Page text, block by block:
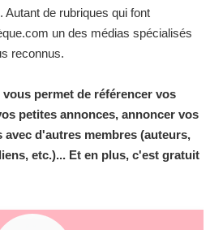
de rubriques qui font
un des médias spécialisés
reconnus.
vous permet de référencer vos
petites annonces, annoncer vos
avec d'autres membres (auteurs,
etc.)... Et en plus, c'est gratuit